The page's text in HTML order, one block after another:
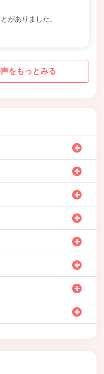
がありました。
をもっとみる